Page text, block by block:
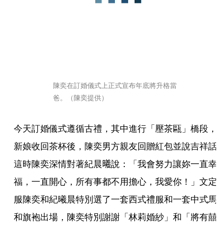
陳奕在訂婚儀式上正式宣布年底將升格當
爸。（陳奕提供）
今天訂婚儀式遵循古禮，其中進行「壓茶甌」橋段，
新娘收回茶杯後，陳奕男方親友回贈紅包並說吉祥話
這時陳奕深情對著紀晨𣌀說：「我會努力讓妳一直幸
福，一直開心，所有事都不用擔心，我愛你！」文定
服陳奕和紀曦晨特別選了一套西式禮服和一套中式馬
和旗袍出場，陳奕特別謝謝「林莉婚紗」和「將有囍